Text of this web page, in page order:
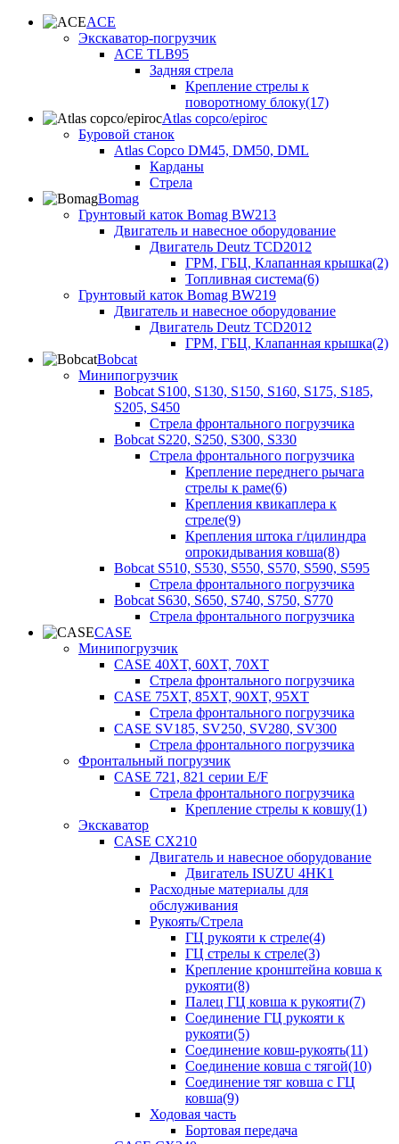
ACE
Экскаватор-погрузчик
ACE TLB95
Задняя стрела
Крепление стрелы к
поворотному блоку(17)
Atlas copco/epiroc
Буровой станок
Atlas Copco DM45, DM50, DML
Карданы
Стрела
Bomag
Грунтовый каток Bomag BW213
Двигатель и навесное оборудование
Двигатель Deutz TCD2012
ГРМ, ГБЦ, Клапанная крышка(2)
Топливная система(6)
Грунтовый каток Bomag BW219
Двигатель и навесное оборудование
Двигатель Deutz TCD2012
ГРМ, ГБЦ, Клапанная крышка(2)
Bobcat
Минипогрузчик
Bobcat S100, S130, S150, S160, S175, S185,
S205, S450
Стрела фронтального погрузчика
Bobcat S220, S250, S300, S330
Стрела фронтального погрузчика
Крепление переднего рычага
стрелы к раме(6)
Крепления квикаплера к
стреле(9)
Крепления штока г/цилиндра
опрокидывания ковша(8)
Bobcat S510, S530, S550, S570, S590, S595
Стрела фронтального погрузчика
Bobcat S630, S650, S740, S750, S770
Стрела фронтального погрузчика
CASE
Минипогрузчик
CASE 40XT, 60XT, 70XT
Стрела фронтального погрузчика
CASE 75XT, 85XT, 90XT, 95XT
Стрела фронтального погрузчика
CASE SV185, SV250, SV280, SV300
Стрела фронтального погрузчика
Фронтальный погрузчик
CASE 721, 821 серии E/F
Стрела фронтального погрузчика
Крепление стрелы к ковшу(1)
Экскаватор
CASE CX210
Двигатель и навесное оборудование
Двигатель ISUZU 4HK1
Расходные материалы для
обслуживания
Рукоять/Стрела
ГЦ рукояти к стреле(4)
ГЦ стрелы к стреле(3)
Крепление кронштейна ковша к
рукояти(8)
Палец ГЦ ковша к рукояти(7)
Соединение ГЦ рукояти к
рукояти(5)
Соединение ковш-рукоять(11)
Соединение ковша с тягой(10)
Соединение тяг ковша с ГЦ
ковша(9)
Ходовая часть
Бортовая передача